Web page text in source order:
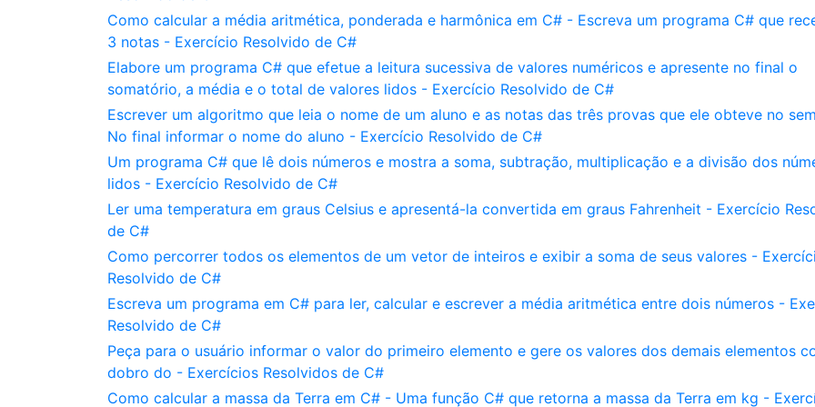
Como calcular a média aritmética, ponderada e harmônica em C# - Escreva um programa C# que
3 notas - Exercício Resolvido de C#
Elabore um programa C# que efetue a leitura sucessiva de valores numéricos e apresente no final o
somatório, a média e o total de valores lidos - Exercício Resolvido de C#
Escrever um algoritmo que leia o nome de um aluno e as notas das três provas que ele obteve no
No final informar o nome do aluno - Exercício Resolvido de C#
Um programa C# que lê dois números e mostra a soma, subtração, multiplicação e a divisão dos
lidos - Exercício Resolvido de C#
Ler uma temperatura em graus Celsius e apresentá-la convertida em graus Fahrenheit - Exercício
de C#
Como percorrer todos os elementos de um vetor de inteiros e exibir a soma de seus valores -
Resolvido de C#
Escreva um programa em C# para ler, calcular e escrever a média aritmética entre dois números -
Resolvido de C#
Peça para o usuário informar o valor do primeiro elemento e gere os valores dos demais elementos
dobro do - Exercícios Resolvidos de C#
Como calcular a massa da Terra em C# - Uma função C# que retorna a massa da Terra em kg -